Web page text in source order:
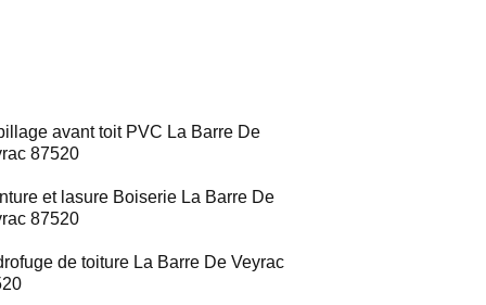
avant toit PVC La Barre De
87520
et lasure Boiserie La Barre De
87520
de toiture La Barre De Veyrac